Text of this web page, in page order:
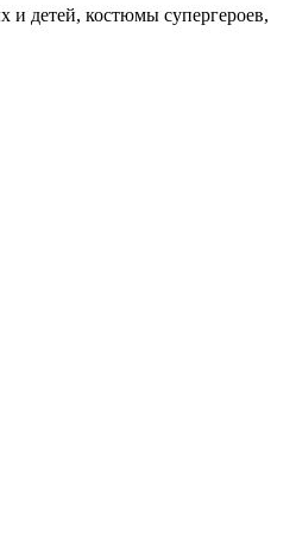
и детей, костюмы супергероев,